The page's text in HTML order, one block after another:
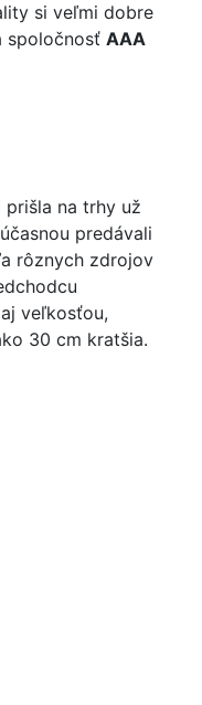
si veľmi dobre
spoločnosť AAA
na trhy už
predávali
rôznych zdrojov
veľkosťou,
30 cm kratšia.